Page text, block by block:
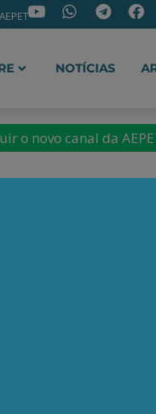
NOTÍCIAS
o novo canal da
é Doutor em Ciência
Federal
Pinho
foi membro do